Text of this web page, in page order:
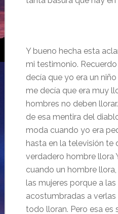
Y bueno hecha esta
mi testimonio.
decía que yo era un
me decía que era muy
hombres no deben
de esa mentira del
moda cuando yo era
hasta en la televisión te
verdadero hombre llora
cuando un hombre
las mujeres porque a
acostumbradas a
todo lloran. Pero esa es